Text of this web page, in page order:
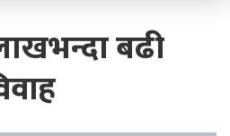
बढी